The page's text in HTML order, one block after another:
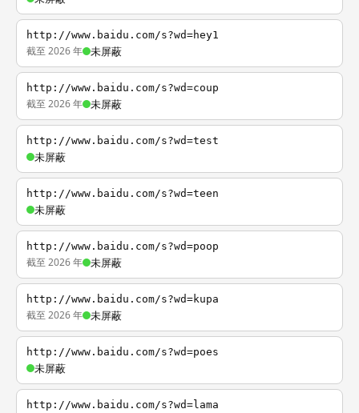
http://www.baidu.com/s?wd=hey1
截至 2026 年 未屏蔽
http://www.baidu.com/s?wd=coup
截至 2026 年 未屏蔽
http://www.baidu.com/s?wd=test
未屏蔽
http://www.baidu.com/s?wd=teen
未屏蔽
http://www.baidu.com/s?wd=poop
截至 2026 年 未屏蔽
http://www.baidu.com/s?wd=kupa
截至 2026 年 未屏蔽
http://www.baidu.com/s?wd=poes
未屏蔽
http://www.baidu.com/s?wd=lama